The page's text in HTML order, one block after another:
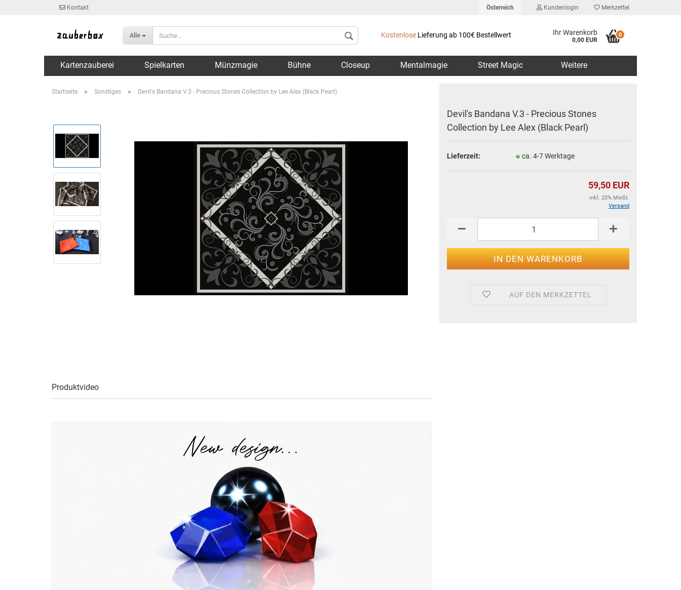
Kontakt Österreich
Lieferland
Kundenlogin Merkzettel
Alle Kostenlose Lieferung ab 100€ Bestellwert Ihr Warenkorb
0,00 EUR
0
Kartenzauberei Spielkarten Münzmagie Bühne Closeup Mentalmagie Street Magic Weitere
Startseite » Sonstiges » Devil's Bandana V.3 - Precious Stones Collection by Lee Alex (Black Pearl)
Devil's Bandana V.3 - Precious Stones
Collection by Lee Alex (Black Pearl)
Lieferzeit: ca. 4-7 Werktage
59,50 EUR
inkl. 20% MwSt.
Versand
AUF DEN MERKZETTEL
Produktvideo